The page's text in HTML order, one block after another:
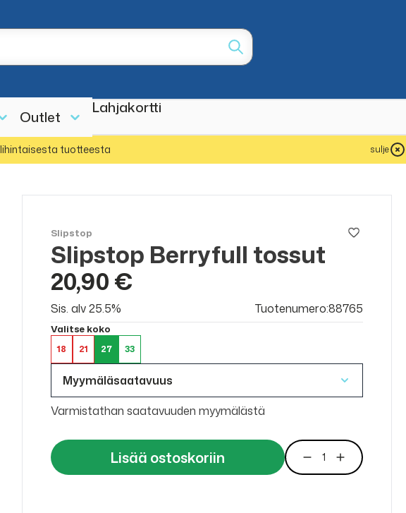
Outlet
Lahjakortti
tuotteesta sulje
Slipstop
Slipstop Berryfull tossut
20,90 €
Sis. alv 25.5% Tuotenumero:88765
Valitse koko
18 21 27 33
Myymäläsaatavuus
Varmistathan saatavuuden myymälästä
Lisää ostoskoriin